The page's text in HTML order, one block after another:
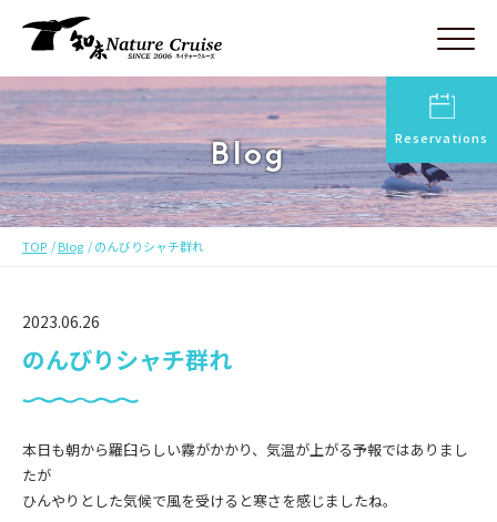
Reservations
Blog
TOP Blog のんびりシャチ群れ
2023.06.26
のんびりシャチ群れ
本日も朝から羅臼らしい霧がかかり、気温が上がる予報ではありまし
たが
ひんやりとした気候で風を受けると寒さを感じましたね。